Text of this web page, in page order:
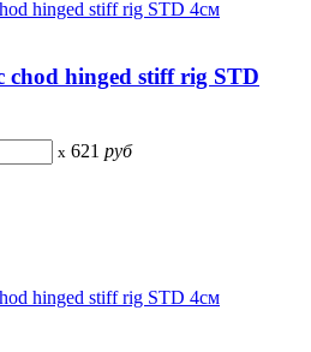
hinged stiff rig STD
x 621 руб